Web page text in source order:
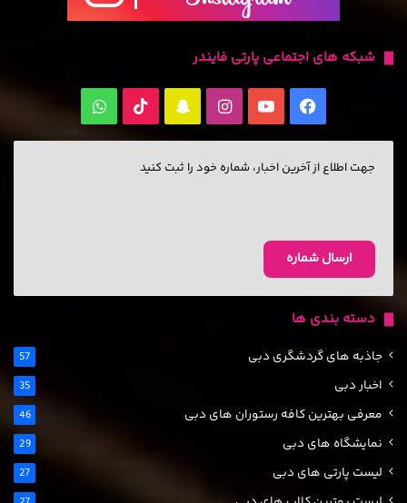
شبکه های اجتماعی پارتی فایندر
فیس
بوک
یوتیوب اینستاگرام
‫اسنپ
چت
TikTok
آپ
جهت اطلاع از آخرین اخبار، شماره خود را ثبت کنید
دسته بندی ها
جاذبه های گردشگری دبی 57
اخبار دبی 35
معرفی بهترین کافه رستوران های دبی 46
نمایشگاه های دبی 29
لیست پارتی های دبی 27